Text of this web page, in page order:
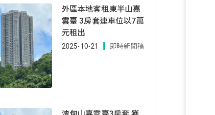
外區本地客租東半山嘉
雲臺 3房套連車位以7萬
元租出
2025-10-21 即時新聞稿